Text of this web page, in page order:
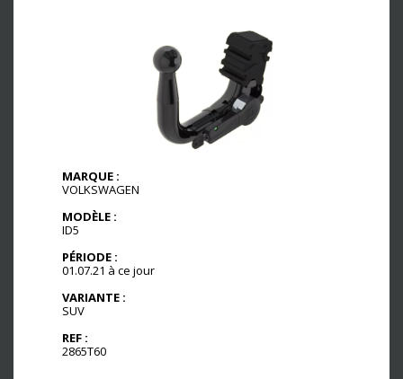
MARQUE :
VOLKSWAGEN
MODÈLE :
ID5
PÉRIODE :
01.07.21 à ce jour
VARIANTE :
SUV
REF :
2865T60